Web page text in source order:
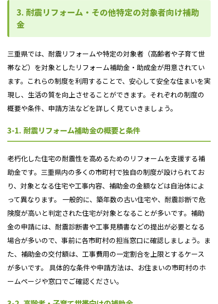
3. 耐震リフォーム・その他特定の対象者向け補助
金
三重県では、耐震リフォームや特定の対象者（高齢者や子育て世
帯など）を対象としたリフォーム補助金・助成金が用意されてい
ます。これらの制度を利用することで、安心して安全な住まいを実
現し、生活の質を向上させることができます。それぞれの制度の
概要や条件、申請方法などを詳しく見ていきましょう。
3-1. 耐震リフォーム補助金の概要と条件
老朽化した住宅の耐震性を高めるためのリフォームを支援する補
助金です。三重県内の多くの市町村で独自の制度が設けられてお
り、対象となる住宅や工事内容、補助金の金額などは自治体によ
って異なります。 一般的に、築年数の古い住宅や、耐震診断で危
険度が高いと判定された住宅が対象となることが多いです。補助
金の申請には、耐震診断書や工事見積書などの提出が必要となる
場合が多いので、事前に各市町村の担当窓口に確認しましょう。ま
た、補助金の交付額は、工事費用の一定割合を上限とするケース
が多いです。 具体的な条件や申請方法は、お住まいの市町村のホ
ームページや窓口でご確認ください。